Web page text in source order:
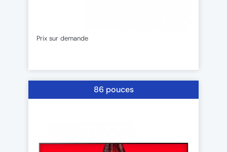
Prix sur demande
86 pouces